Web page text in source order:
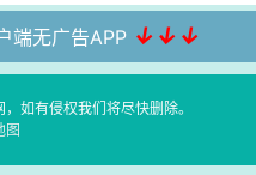
端无广告APP ↓↓↓
如有侵权我们将尽快删除。
图